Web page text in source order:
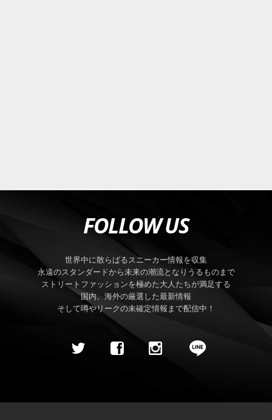
FOLLOW US
世界中に散らばるスニーカー情報を収集
永遠のスタンダードから未来の潮流となりうるものまで
ストリートファッションを極めた大人たちが満足する
国内、海外の厳選した最新情報
そして噂やリークの未確定情報まで配信中！